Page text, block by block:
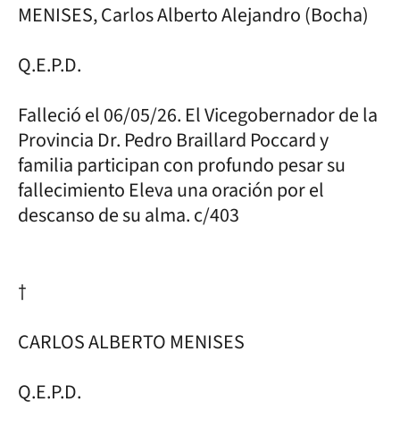
MENISES, Carlos Alberto Alejandro (Bocha)
Q.E.P.D.
Falleció el 06/05/26. El Vicegobernador de la
Provincia Dr. Pedro Braillard Poccard y
familia participan con profundo pesar su
fallecimiento Eleva una oración por el
descanso de su alma. c/403
†
CARLOS ALBERTO MENISES
Q.E.P.D.